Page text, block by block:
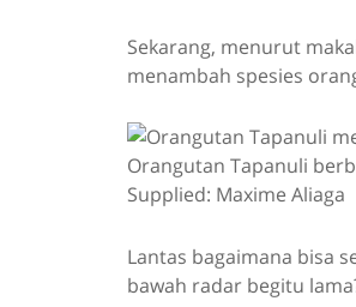
Sekarang, menurut
menambah spesies
Orangutan Tapanuli
Supplied: Maxime Aliaga
Lantas bagaimana bisa
bawah radar begitu